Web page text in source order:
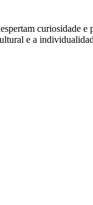
curiosidade e
e a